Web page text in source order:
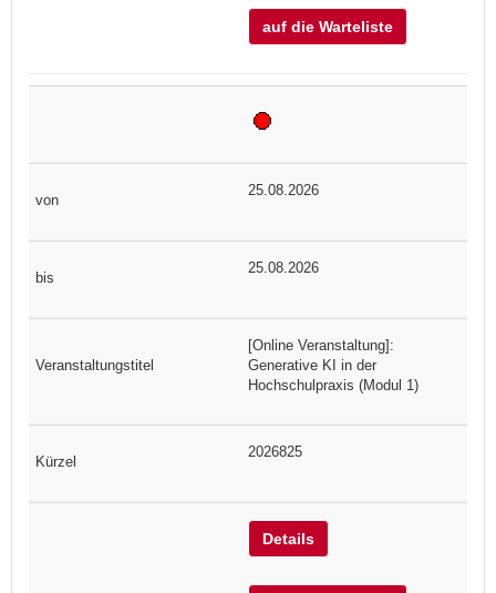
auf die Warteliste
25.08.2026
25.08.2026
[Online Veranstaltung]:
Generative KI in der
Hochschulpraxis (Modul 1)
2026825
Details